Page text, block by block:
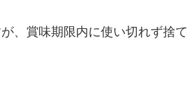
、賞味期限内に使い切れず捨て